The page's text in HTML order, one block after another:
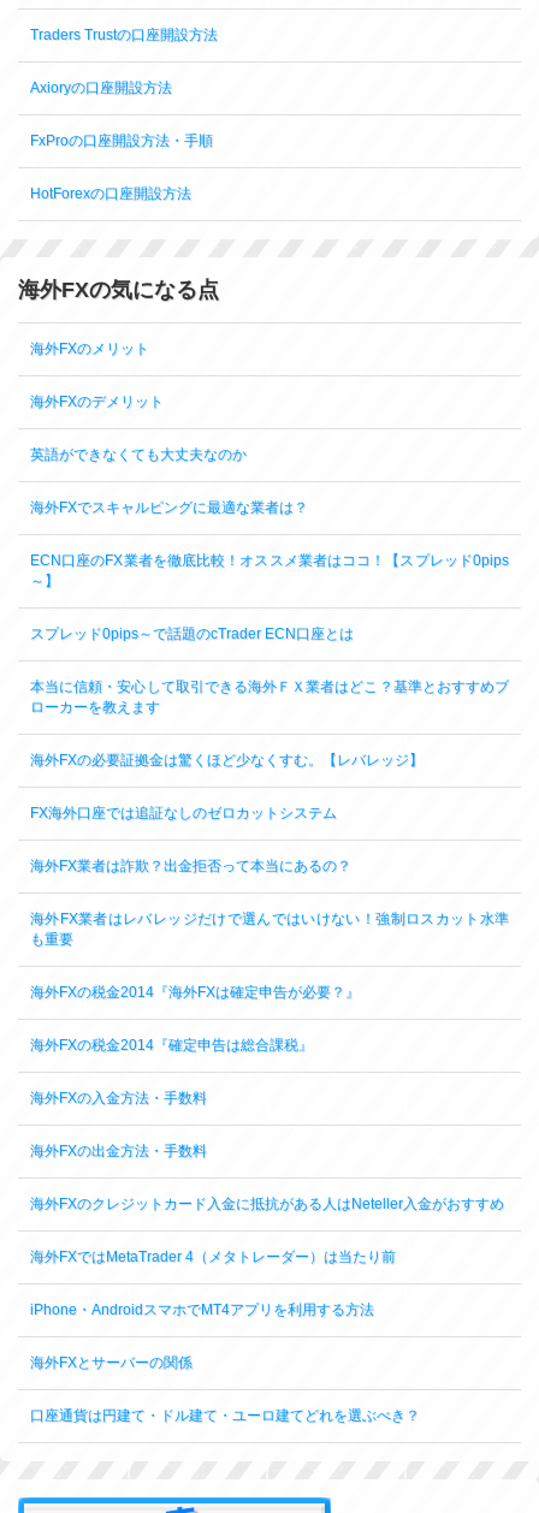
Traders Trustの口座開設方法
Axioryの口座開設方法
FxProの口座開設方法・手順
HotForexの口座開設方法
海外FXの気になる点
海外FXのメリット
海外FXのデメリット
英語ができなくても大丈夫なのか
海外FXでスキャルピングに最適な業者は？
ECN口座のFX業者を徹底比較！オススメ業者はココ！【スプレッド0pips
～】
スプレッド0pips～で話題のcTrader ECN口座とは
本当に信頼・安心して取引できる海外ＦＸ業者はどこ？基準とおすすめブ
ローカーを教えます
海外FXの必要証拠金は驚くほど少なくすむ。【レバレッジ】
FX海外口座では追証なしのゼロカットシステム
海外FX業者は詐欺？出金拒否って本当にあるの？
海外FX業者はレバレッジだけで選んではいけない！強制ロスカット水準
も重要
海外FXの税金2014『海外FXは確定申告が必要？』
海外FXの税金2014『確定申告は総合課税』
海外FXの入金方法・手数料
海外FXの出金方法・手数料
海外FXのクレジットカード入金に抵抗がある人はNeteller入金がおすすめ
海外FXではMetaTrader 4（メタトレーダー）は当たり前
iPhone・AndroidスマホでMT4アプリを利用する方法
海外FXとサーバーの関係
口座通貨は円建て・ドル建て・ユーロ建てどれを選ぶべき？